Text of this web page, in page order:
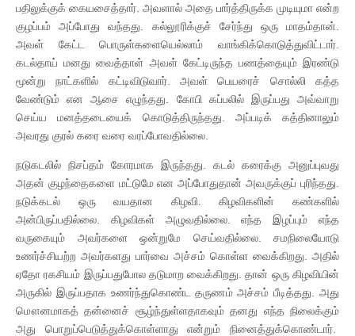
பதிலுக்குக் கையசைத்தார். அவளால் அதை பார்த்திருக்க முடியுமா என்ற
குழப்பம் அப்போது வந்தது. கல்லூரிக்குச் சேர்ந்து ஒரு மாதம்தான்.
அவள் கேட்ட பொருள்களையெல்லாம் வாங்கிக்கொடுத்துவிட்டார்.
கடல்தாய் மனது வைத்தாள் அவள் கேட்டிருந்த பணத்தையும் இரண்டு
மூன்று நாட்களில் கட்டிவிடுவார். அவள் பெயரைச் சொல்லி கத்த
வேண்டும் என ஆசை எழுந்தது. கோபி கப்பலில் இருப்பது அவ்வாறு
செய்ய மனத்தடையைக் கொடுத்திருந்தது. அப்படிக் கத்தினாலும்
அவரது குரல் கரை வரை வரப்போவதில்லை.
நடுகடலில் நிசப்தம் கோரமாக இருந்தது. கடல் கரைக்கு அனுப்புவது
அதன் குழந்தைகளை மட்டுமே என அப்போதுதான் அவருக்குப் புரிந்தது.
நடுக்கடல் ஒரு வயதான கிழவி. கிழவிகளின் கண்களில்
அன்பிருப்பதில்லை. கிழவிகள் அழுவதில்லை. எந்த இழப்பும் எந்த
வருகையும் அவர்களை ஒன்றுமே செய்வதில்லை. சமநிலையோடு
உணர்ச்சியற்ற அவர்களது பார்வை அச்சம் கொள்ள வைக்கிறது. அதில்
ஏதோ ரகசியம் இருப்பதுபோல தடுமாற வைக்கிறது. தான் ஒரு கிழவியின்
அருகில் இருப்பதாக உணர்ந்துகொண்ட தருணம் அச்சம் பீடித்தது. அது
மௌனமாகத் தன்னைச் சூழ்ந்துள்ளதாகவும் தனது எந்த நிலைக்கும்
அது பொறுப்பெடுத்துக்கொள்ளாது என்றும் நினைத்துக்கொண்டார்.